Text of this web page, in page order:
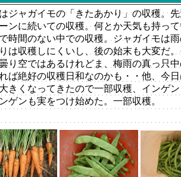
ジャガイモの「きたあかり」の収穫。
ンに続いての収穫。何とか天気も持っ
時間のない中での収穫。ジャガイモは
りは収穫しにくいし、後の始末も大変だ
り空ではあるけれどま、梅雨の真っ只
ば絶好の収穫日和なのかも・・他、今
きくなってきたので一部収穫、インゲ
ゲンも実をつけ始めた。一部収穫。